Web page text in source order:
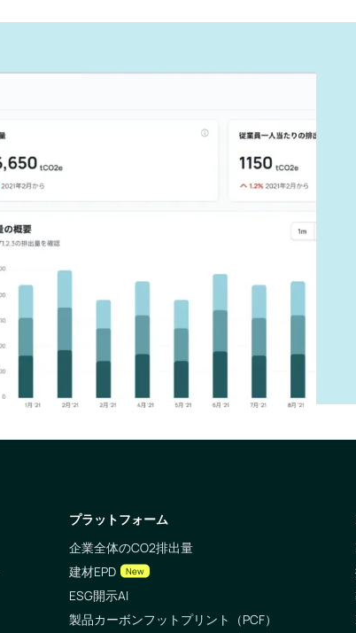
ように報
化できる
ます。
境への影響を抑えま
プラットフォーム
企業全体のCO2排出量
建材EPD
New
ESG開示AI
製品カーボンフットプリント（PCF）